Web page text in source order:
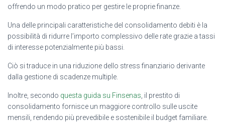
offrendo un modo pratico per gestire le proprie finanze.
Una delle principali caratteristiche del consolidamento debiti è la
possibilità di ridurre l’importo complessivo delle rate grazie a tassi
di interesse potenzialmente più bassi.
Ciò si traduce in una riduzione dello stress finanziario derivante
dalla gestione di scadenze multiple.
Inoltre, secondo questa guida su Finsenas , il prestito di
consolidamento fornisce un maggiore controllo sulle uscite
mensili, rendendo più prevedibile e sostenibile il budget familiare.